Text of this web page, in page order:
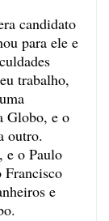
candidato
para ele e
trabalho,
Globo, e o
outro.
e o Paulo
Francisco
e